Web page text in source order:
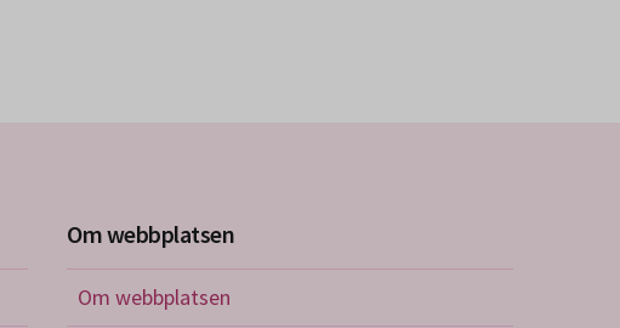
Om webbplatsen
Om webbplatsen